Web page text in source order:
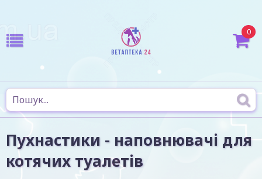
0
Пухнастики - наповнювачі для
котячих туалетів